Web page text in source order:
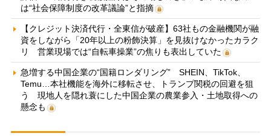
は“社会保障制度の改革議論”と指摘
【クレジット決済代行・全東信が破産】63社もの金融機関が融
資をしながら「20年以上の粉飾決算」を見抜けなかったカラク
リ 営業現場では“自転車操業”の焦りも表出していた
急増する中国企業の“国籍ロンダリング” SHEIN、TikTok、
Temu…本社機能を海外に移転させ、トランプ関税の回避を狙
う 現地人を隠れ蓑にした中国企業の農業参入・土地取得への
懸念も